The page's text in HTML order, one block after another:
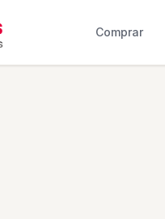
Comprar